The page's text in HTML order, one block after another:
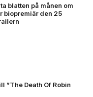
blatten på månen om
biopremiär den 25
”The Death Of Robin